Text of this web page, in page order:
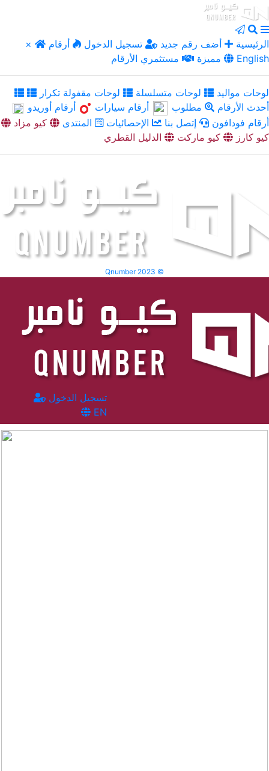
× الرئيسية أضف رقم جديد تسجيل الدخول
أرقام
مميزة
مستثمري الأرقام English
لوحات مواليد لوحات متسلسلة
لوحات مقفولة تكرار
أحدث الأرقام
مطلوب أرقام سيارات
أرقام أوريدو
أرقام فودافون
إتصل بنا الإحصائيات المنتدى
كيو مزاد
كيو كارز
كيو ماركت الدليل القطري
Qnumber 2023 ©
تسجيل الدخول
EN